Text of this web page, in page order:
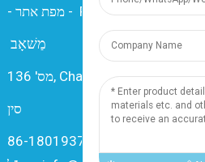
- מפת אתר- Resource
מַשׁאָב
מס' 136, Changxiang Rd., Nanxiang Town, 201802, שנחאי,
סין